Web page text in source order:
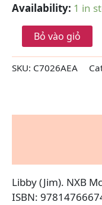
Availability: 1 in
Trigonometry
quantity
Bỏ vào giỏ
SKU: C7026AEA
Libby (Jim). NXB
ISBN: